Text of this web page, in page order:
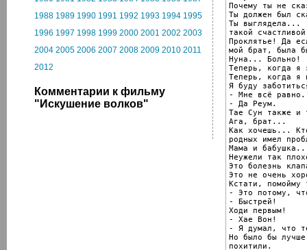
1988 1989 1990 1991 1992 1993 1994 1995
1996 1997 1998 1999 2000 2001 2002 2003
2004 2005 2006 2007 2008 2009 2010 2011
2012
Комментарии к фильму
"Искушение волков"
Почему ты не
Ты должен был
Ты выглядела...
такой
Проклятье! Да
мой брат, была
Нуна... Больно!
Теперь, когда
Теперь, когда я
Я буду
- Мне всё равно.
- Да Реум.
Тае Сун также и
Ага, брат...
Как хочешь...
родных имел
Мама и
Неужели так
Это болезнь
Это не очень
Кстати, помойму
- Это потому,
- Быстрей!
Ходи первым!
- Хае Вон!
- Я думал, что
Но было бы
похитили.